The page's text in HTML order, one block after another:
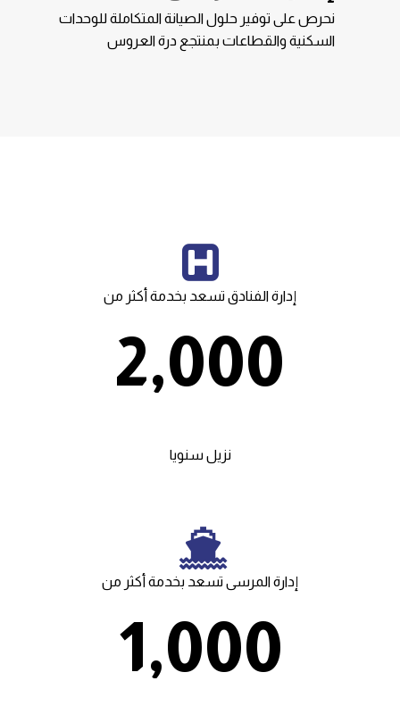
نحرص على توفير حلول الصيانة المتكاملة للوحدات
السكنية والقطاعات بمنتجع درة العروس
إدارة الفنادق تسعد بخدمة أكثر من
2,000
نزيل سنويا
إدارة المرسى تسعد بخدمة أكثر من
1,000